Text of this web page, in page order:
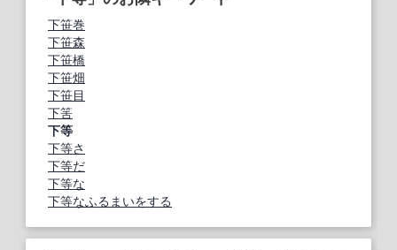
下笹巻
下笹森
下笹橋
下笹畑
下笹目
下筈
下等
下等さ
下等だ
下等な
下等なふるまいをする